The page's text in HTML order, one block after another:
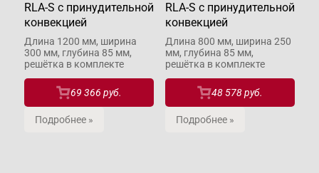
RLA-S с принудительной
конвекцией
Длина 1200 мм, ширина
300 мм, глубина 85 мм,
решётка в комплекте
69 366 руб.
Подробнее »
RLA-S с принудительной
конвекцией
Длина 800 мм, ширина 250
мм, глубина 85 мм,
решётка в комплекте
48 578 руб.
Подробнее »